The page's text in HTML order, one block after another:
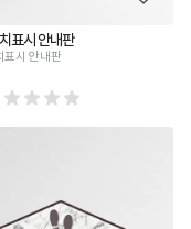
표시 안내판
표시 안내판